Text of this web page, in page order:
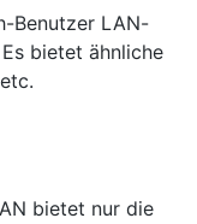
Benutzer LAN-
bietet ähnliche
bietet nur die